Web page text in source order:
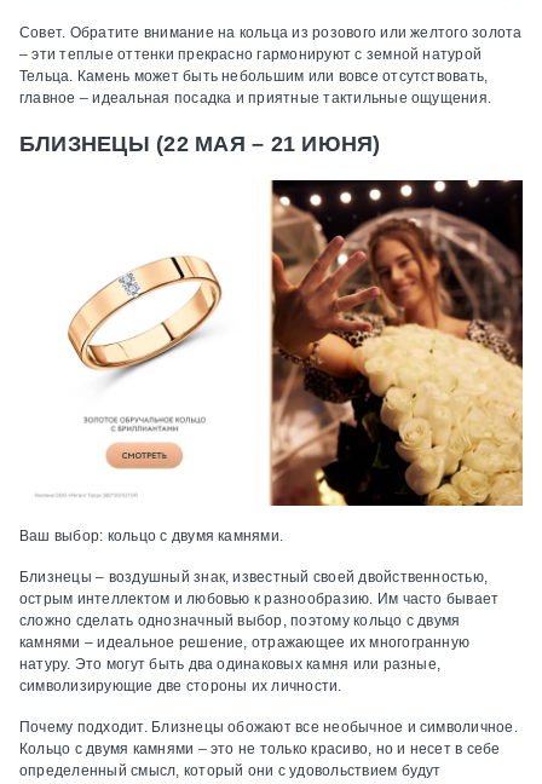
Совет. Обратите внимание на кольца из розового или желтого золота
– эти теплые оттенки прекрасно гармонируют с земной натурой
Тельца. Камень может быть небольшим или вовсе отсутствовать,
главное – идеальная посадка и приятные тактильные ощущения.
БЛИЗНЕЦЫ (22 МАЯ – 21 ИЮНЯ)
Ваш выбор: кольцо с двумя камнями.
Близнецы – воздушный знак, известный своей двойственностью,
острым интеллектом и любовью к разнообразию. Им часто бывает
сложно сделать однозначный выбор, поэтому кольцо с двумя
камнями – идеальное решение, отражающее их многогранную
натуру. Это могут быть два одинаковых камня или разные,
символизирующие две стороны их личности.
Почему подходит.Близнецы обожают все необычное и символичное.
Кольцо с двумя камнями – это не только красиво, но и несет в себе
определенный смысл, который они с удовольствием будут